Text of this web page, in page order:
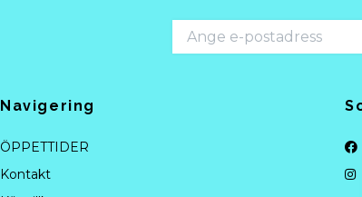
Navigering
ÖPPETTIDER
Kontakt